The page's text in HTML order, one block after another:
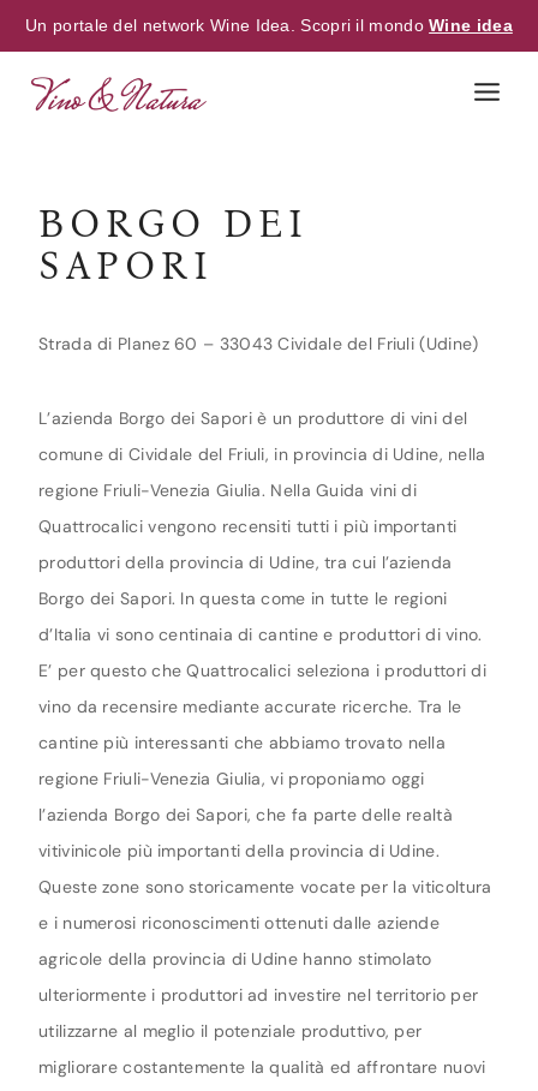
Un portale del network Wine Idea. Scopri il mondoWine idea
BORGO DEI
SAPORI
Strada di Planez 60 – 33043 Cividale del Friuli (Udine)
L’azienda Borgo dei Sapori è un produttore di vini del
comune di Cividale del Friuli, in provincia di Udine, nella
regione Friuli-Venezia Giulia. Nella Guida vini di
Quattrocalici vengono recensiti tutti i più importanti
produttori della provincia di Udine, tra cui l’azienda
Borgo dei Sapori. In questa come in tutte le regioni
d’Italia vi sono centinaia di cantine e produttori di vino.
E’ per questo che Quattrocalici seleziona i produttori di
vino da recensire mediante accurate ricerche. Tra le
cantine più interessanti che abbiamo trovato nella
regione Friuli-Venezia Giulia, vi proponiamo oggi
l’azienda Borgo dei Sapori, che fa parte delle realtà
vitivinicole più importanti della provincia di Udine.
Queste zone sono storicamente vocate per la viticoltura
e i numerosi riconoscimenti ottenuti dalle aziende
agricole della provincia di Udine hanno stimolato
ulteriormente i produttori ad investire nel territorio per
utilizzarne al meglio il potenziale produttivo, per
migliorare costantemente la qualità ed affrontare nuovi